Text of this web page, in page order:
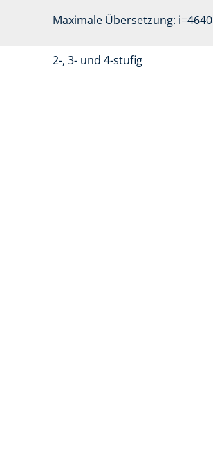
Maximale Übersetzung: i=4640
2-, 3- und 4-stufig